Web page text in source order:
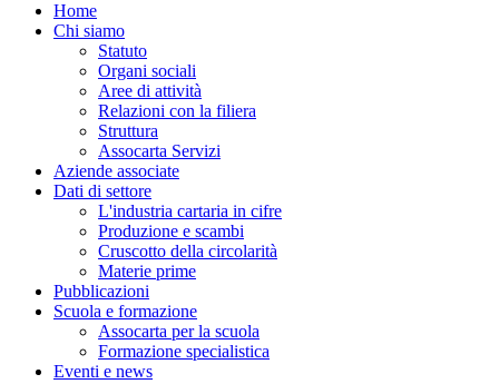
Home
Chi siamo
Statuto
Organi sociali
Aree di attività
Relazioni con la filiera
Struttura
Assocarta Servizi
Aziende associate
Dati di settore
L'industria cartaria in cifre
Produzione e scambi
Cruscotto della circolarità
Materie prime
Pubblicazioni
Scuola e formazione
Assocarta per la scuola
Formazione specialistica
Eventi e news